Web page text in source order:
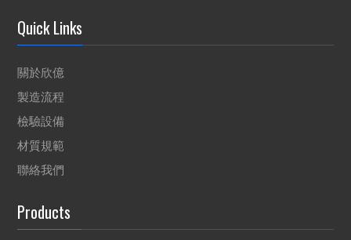
Quick Links
關於欣億
製造流程
檢驗設備
材質規範
聯絡我們
Products